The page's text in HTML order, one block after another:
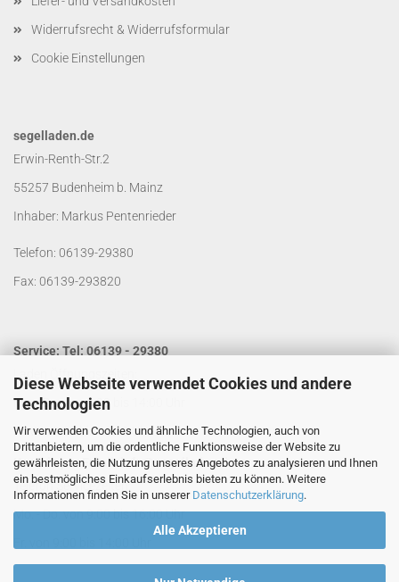
Diese Webseite verwendet Cookies und andere
Technologien
Wir verwenden Cookies und ähnliche Technologien, auch von
Drittanbietern, um die ordentliche Funktionsweise der Website zu
gewährleisten, die Nutzung unseres Angebotes zu analysieren und Ihnen
ein bestmögliches Einkaufserlebnis bieten zu können. Weitere
Informationen finden Sie in unserer Datenschutzerklärung.
Alle Akzeptieren
Widerrufsrecht & Widerrufsformular
Cookie Einstellungen
segelladen.de
Erwin-Renth-Str.2
55257 Budenheim b. Mainz
Inhaber: Markus Pentenrieder
Telefon: 06139-29380
Fax: 06139-293820
Service: Tel: 06139 - 29380
Laden Öffnungszeiten:
Mo. - Do. von 9:00 bis 14:00 Uhr
Fr. von 9:00 bis 13:00 Uhr
Kontakt per Email:info@segelladen.de
Telefon Servicezeiten:
Mo. - Do. von 9:00 bis 16:00 Uhr